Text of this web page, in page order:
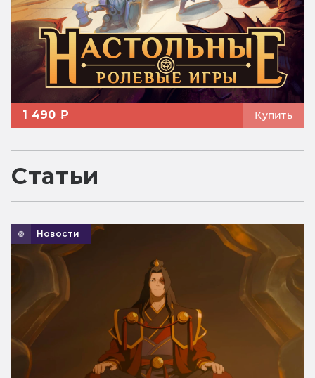
1 490 ₽ Купить
Статьи
Новости